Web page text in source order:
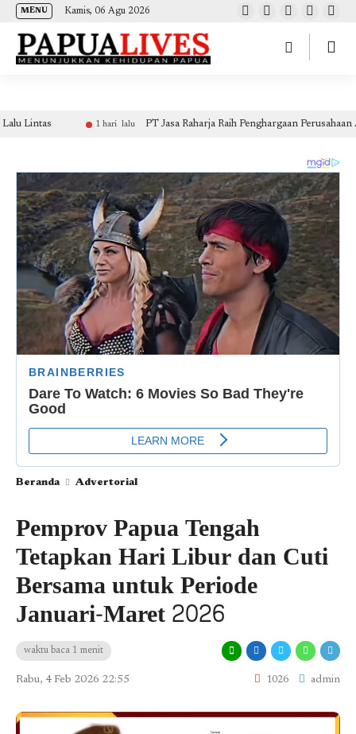
(self.SWG_BASIC = self.SWG_BASIC || []).push( basicSubscriptions => {
basicSubscriptions.init({ type: "NewsArticle", isPartOfType: ["Product"], isPartOfProductId:
MENU Kamis, 06 Agu 2026
1 hari lalu PT Jasa Raharja Raih Penghargaan Perusahaan
Beranda Advertorial
Pemprov Papua Tengah
Tetapkan Hari Libur dan Cuti
Bersama untuk Periode
Januari-Maret 2026
waktu baca 1 menit
Rabu, 4 Feb 2026 22:55 1026 admin